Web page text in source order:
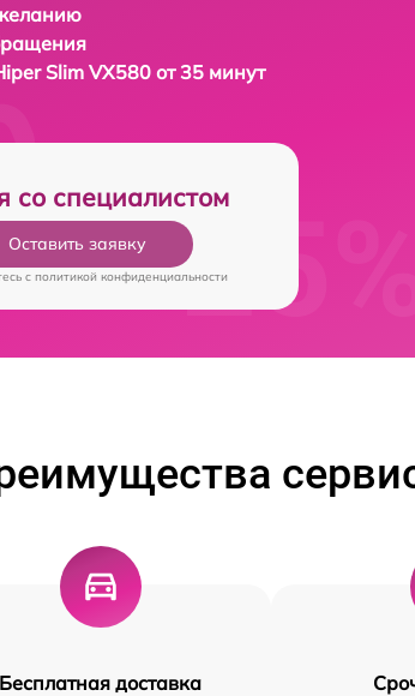
Slim VX580 от 35 минут
со специалистом
Оставить заявку
c политикой конфиденциальности
Бесплатная доставка